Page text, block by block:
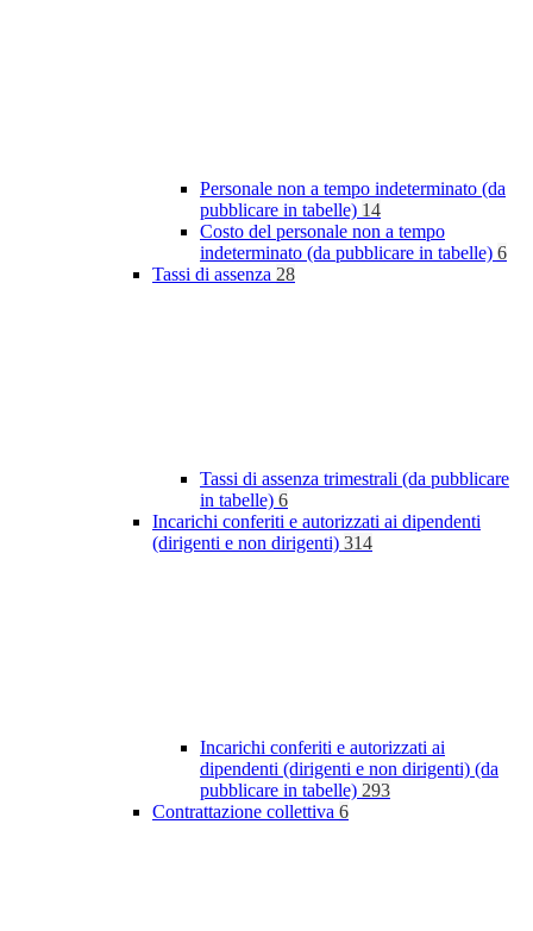
Personale non a tempo indeterminato (da
pubblicare in tabelle) 14
Costo del personale non a tempo
indeterminato (da pubblicare in tabelle) 6
Tassi di assenza 28
Tassi di assenza trimestrali (da pubblicare
in tabelle) 6
Incarichi conferiti e autorizzati ai dipendenti
(dirigenti e non dirigenti) 314
Incarichi conferiti e autorizzati ai
dipendenti (dirigenti e non dirigenti) (da
pubblicare in tabelle) 293
Contrattazione collettiva 6